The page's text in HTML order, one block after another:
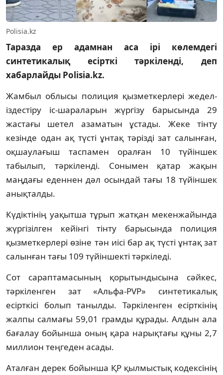
Polisia.kz
Таразда ер адамнан аса ірі көлемдегі
синтетикалық есірткі тәркіленді, деп
хабарлайды Polisia.kz.
Жамбыл облысы полиция қызметкерлері жедел-
іздестіру іс-шараларын жүргізу барысында 29
жастағы шетел азаматын ұстады. Жеке тінту
кезінде одан ақ түсті ұнтақ тәрізді зат салынған,
оқшаулағыш таспамен оралған 10 түйіншек
табылып, тәркіленді. Сонымен қатар жақын
маңдағы еденнен дәл осындай тағы 18 түйіншек
анықталды.
Күдіктінің уақытша тұрып жатқан мекенжайында
жүргізілген кейінгі тінту барысында полиция
қызметкерлері өзіне тән иісі бар ақ түсті ұнтақ зат
салынған тағы 109 түйіншекті тәркіледі.
Сот сараптамасының қорытындысына сәйкес,
тәркіленген зат «Альфа-PVP» синтетикалық
есірткісі болып танылды. Тәркіленген есірткінің
жалпы салмағы 59,01 грамды құрады. Алдын ала
бағалау бойынша оның қара нарықтағы құны 2,7
миллион теңгеден асады.
Аталған дерек бойынша ҚР қылмыстық кодексінің